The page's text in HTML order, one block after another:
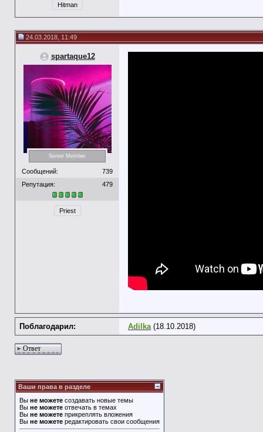
Hitman
24.03.2018, 11:49
spartaque12
Senior Member
Сообщений:
739
Репутация:
479
Priest
Поблагодарил: Adilka(18.10.2018)
Ответ
Ваши права в разделе
Вы не можете создавать новые темы
Вы не можете отвечать в темах
Вы не можете прикреплять вложения
Вы не можете редактировать свои сообщения